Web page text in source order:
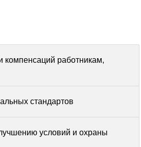
компенсаций работникам,
стандартов
условий и охраны